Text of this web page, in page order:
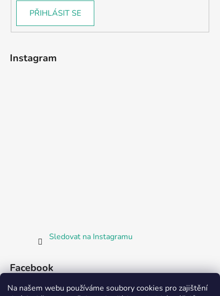
Na našem webu používáme soubory cookies pro zajištění
PŘIHLÁSIT SE
Instagram
Sledovat na Instagramu
Facebook